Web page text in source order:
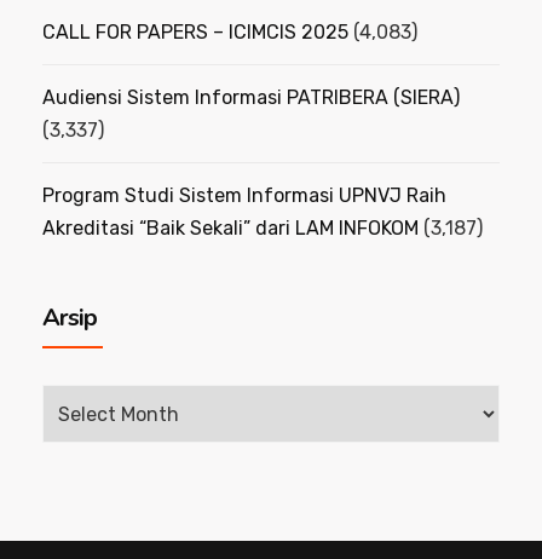
CALL FOR PAPERS – ICIMCIS 2025 (4,083)
Audiensi Sistem Informasi PATRIBERA (SIERA)
(3,337)
Program Studi Sistem Informasi UPNVJ Raih
Akreditasi “Baik Sekali” dari LAM INFOKOM (3,187)
Arsip
Arsip